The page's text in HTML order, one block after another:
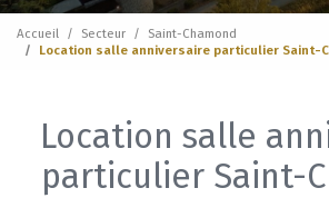
Accueil Secteur
Saint-Chamond
Location salle anniversaire particulier Saint-
Location salle
particulier Saint-